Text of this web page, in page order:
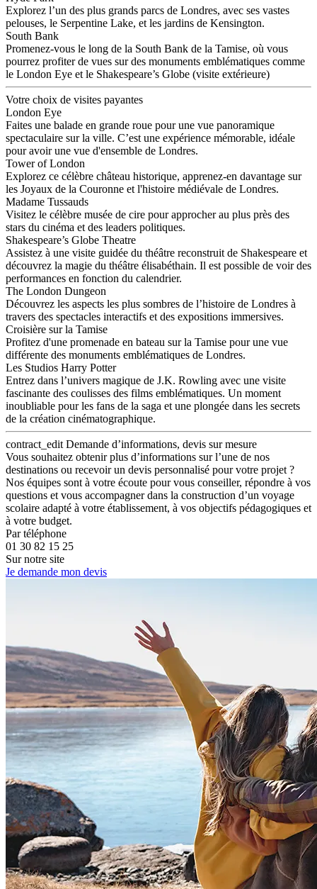
Explorez l’un des plus grands parcs de Londres, avec ses vastes
pelouses, le Serpentine Lake, et les jardins de Kensington.
South Bank
Promenez-vous le long de la South Bank de la Tamise, où vous
pourrez profiter de vues sur des monuments emblématiques comme
le London Eye et le Shakespeare’s Globe (visite extérieure)
Votre choix de visites payantes
London Eye
Faites une balade en grande roue pour une vue panoramique
spectaculaire sur la ville. C’est une expérience mémorable, idéale
pour avoir une vue d'ensemble de Londres.
Tower of London
Explorez ce célèbre château historique, apprenez-en davantage sur
les Joyaux de la Couronne et l'histoire médiévale de Londres.
Madame Tussauds
Visitez le célèbre musée de cire pour approcher au plus près des
stars du cinéma et des leaders politiques.
Shakespeare’s Globe Theatre
Assistez à une visite guidée du théâtre reconstruit de Shakespeare et
découvrez la magie du théâtre élisabéthain. Il est possible de voir des
performances en fonction du calendrier.
The London Dungeon
Découvrez les aspects les plus sombres de l’histoire de Londres à
travers des spectacles interactifs et des expositions immersives.
Croisière sur la Tamise
Profitez d'une promenade en bateau sur la Tamise pour une vue
différente des monuments emblématiques de Londres.
Les Studios Harry Potter
Entrez dans l’univers magique de J.K. Rowling avec une visite
fascinante des coulisses des films emblématiques. Un moment
inoubliable pour les fans de la saga et une plongée dans les secrets
de la création cinématographique.
contract_edit Demande d’informations, devis sur mesure
Vous souhaitez obtenir plus d’informations sur l’une de nos
destinations ou recevoir un devis personnalisé pour votre projet ?
Nos équipes sont à votre écoute pour vous conseiller, répondre à vos
questions et vous accompagner dans la construction d’un voyage
scolaire adapté à votre établissement, à vos objectifs pédagogiques et
à votre budget.
Par téléphone
01 30 82 15 25
Sur notre site
Je demande mon devis